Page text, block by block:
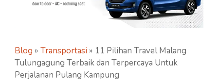
Blog » Transportasi » 11 Pilihan Travel Malang
Tulungagung Terbaik dan Terpercaya Untuk
Perjalanan Pulang Kampung